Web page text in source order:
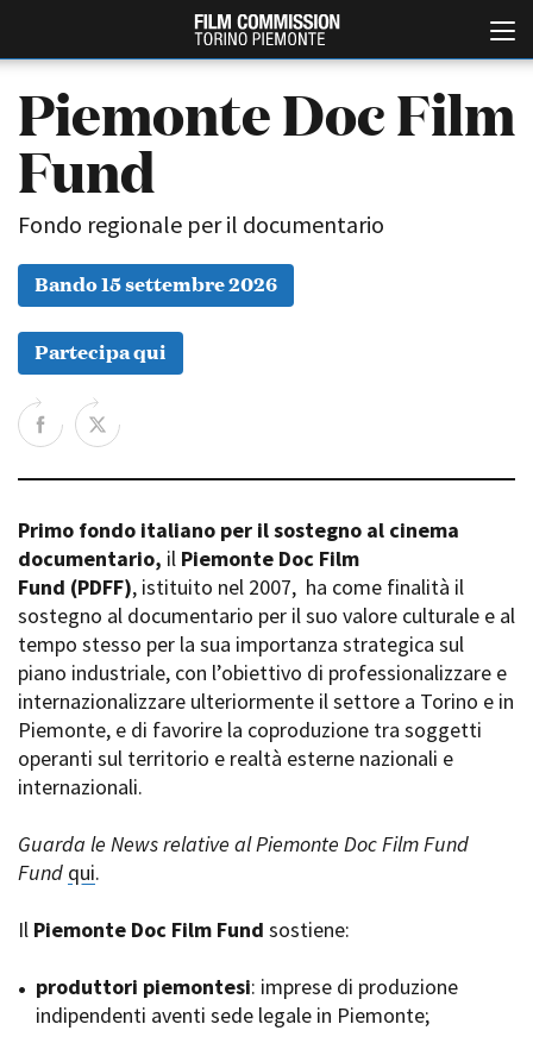
Chi siamo
Storia della Fondazione
Partner
Rete regionale
Bilancio sociale
Amministrazione
trasparente
Bandi e gare
Sostenibilità ambientale
SERVIZI
Servizi generali
Spazi nella sede FCTP
Sala Casting
Sala Paolo Tenna
Piemonte Film Tv Fund
Piemonte Film Tv
Development Fund
Guarda che storia!
La Grazia - Immagini e
location della Torino di Paolo
Sorrentino
Open Day
Ciak in TOur!
FESTIVAL, MARKETS,
AWARDS
International Film Festival
Festival de Cannes
Locarno Film Festival
Cinematografica Venezia
Toronto International Film
Piemonte Doc Film
Fund
Fondo regionale per il documentario
Bando 15 settembre 2026
Partecipa qui
Primo fondo italiano per il sostegno al cinema
documentario, il Piemonte Doc Film
Fund (PDFF), istituito nel 2007, ha come finalità il
sostegno al documentario per il suo valore culturale e al
tempo stesso per la sua importanza strategica sul
piano industriale, con l’obiettivo di professionalizzare e
internazionalizzare ulteriormente il settore a Torino e in
Piemonte, e di favorire la coproduzione tra soggetti
operanti sul territorio e realtà esterne nazionali e
internazionali.
Guarda le News relative al Piemonte Doc Film Fund
Fund qui.
Il Piemonte Doc Film Fund sostiene:
produttori piemontesi: imprese di produzione
indipendenti aventi sede legale in Piemonte;